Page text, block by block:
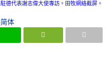
德代表謝志偉大使專訪。田牧網絡截屏。
体